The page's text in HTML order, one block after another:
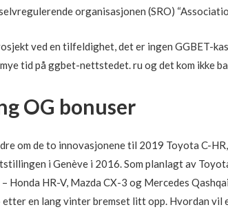
organisasjonen (SRO)
ved en tilfeldighet, det er ingen GGBET-
tid på ggbet-nettstedet. ru og det kom ikke
OG bonuser
om de to innovasjonene til 2019 Toyota C-
i Genève i 2016. Som planlagt av
Honda HR-V, Mazda CX-3 og Mercedes
etter en lang vinter bremset litt opp. Hvordan vil